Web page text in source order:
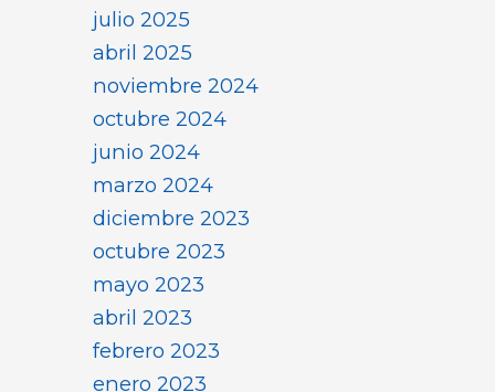
julio 2025
abril 2025
noviembre 2024
octubre 2024
junio 2024
marzo 2024
diciembre 2023
octubre 2023
mayo 2023
abril 2023
febrero 2023
enero 2023